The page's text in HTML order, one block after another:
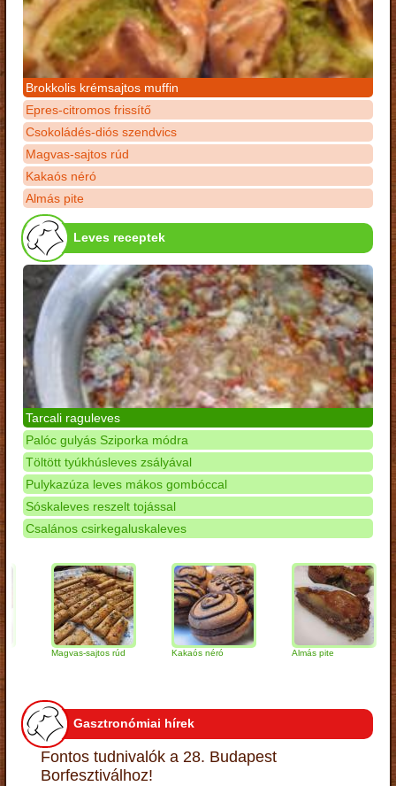
Brokkolis krémsajtos muffin
Epres-citromos frissítő
Csokoládés-diós szendvics
Magvas-sajtos rúd
Kakaós néró
Almás pite
Leves receptek
Tarcali raguleves
Palóc gulyás Sziporka módra
Töltött tyúkhúsleves zsályával
Pulykazúza leves mákos gombóccal
Sóskaleves reszelt tojással
Csalános csirkegaluskaleves
Magvas-sajtos rúd Kakaós néró Almás pite
Gasztronómiai hírek
Fontos tudnivalók a 28. Budapest
Borfesztiválhoz!